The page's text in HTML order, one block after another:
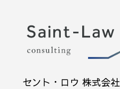
セント・ロウ 株式会社